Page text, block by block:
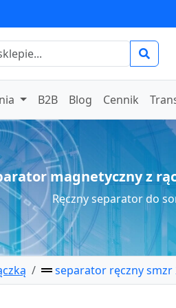
B2B Blog Cennik
magnetyczny z
Ręczny separator do
separator ręczny smzr
z rączką